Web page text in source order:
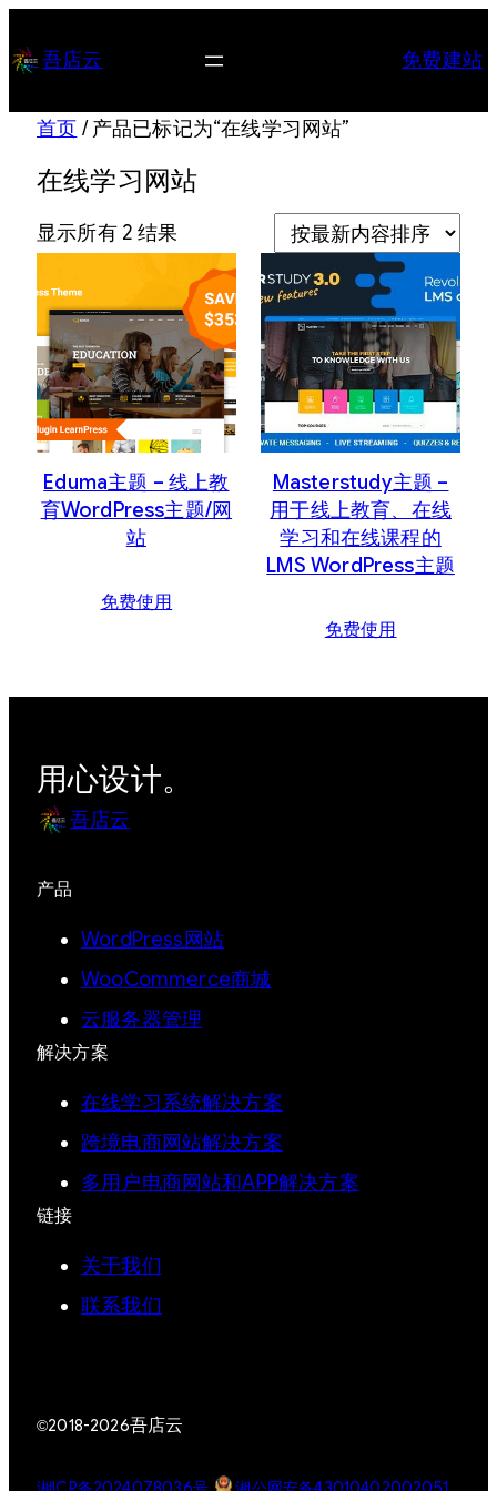
至 吾店云 免费建站
首页 / 产品已标记为“在线学习网站”
在线学习网站
显示所有 2 结果
新
内
容
排
序
Eduma主题 – 线上教
育WordPress主题/网
站
免费使用
Masterstudy主题 –
用于线上教育、在线
学习和在线课程的
LMS WordPress主题
免费使用
用心设计。
吾店云
产品
WordPress网站
WooCommerce商城
云服务器管理
解决方案
在线学习系统解决方案
跨境电商网站解决方案
多用户电商网站和APP解决方案
链接
关于我们
联系我们
©2018-2026吾店云